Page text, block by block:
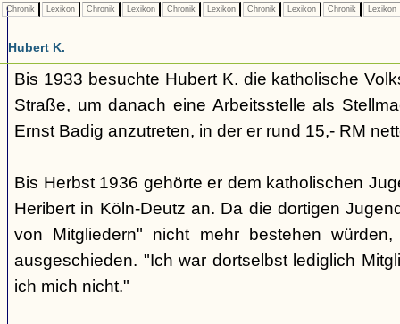
Chronik Lexikon Chronik Lexikon Chronik Lexikon Chronik Lexikon Chronik Lexikon
Hubert K.
Bis 1933 besuchte Hubert K. die katholische
Straße, um danach eine Arbeitsstelle als
Ernst Badig anzutreten, in der er rund 15,- RM
Bis Herbst 1936 gehörte er dem katholischen
Heribert in Köln-Deutz an. Da die dortigen
von Mitgliedern" nicht mehr bestehen
ausgeschieden. "Ich war dortselbst lediglich
ich mich nicht."